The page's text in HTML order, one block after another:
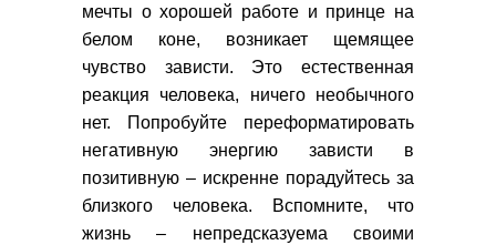
мечты о хорошей работе и принце на
белом коне, возникает щемящее
чувство зависти. Это естественная
реакция человека, ничего необычного
нет. Попробуйте переформатировать
негативную энергию зависти в
позитивную – искренне порадуйтесь за
близкого человека. Вспомните, что
жизнь – непредсказуема своими